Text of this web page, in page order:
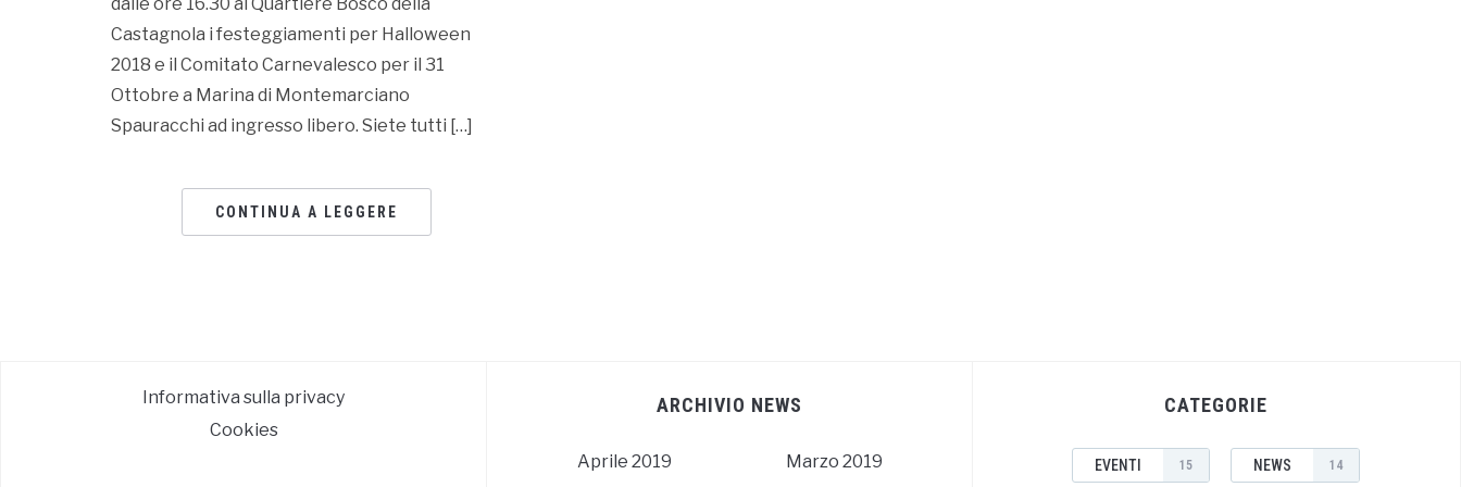
Castagnola i festeggiamenti per Halloween
2018 e il Comitato Carnevalesco per il 31
Ottobre a Marina di Montemarciano
Spauracchi ad ingresso libero. Siete tutti […]
CONTINUA A LEGGERE
Informativa sulla privacy
Cookies
ARCHIVIO NEWS
Aprile 2019
Marzo 2019
CATEGORIE
EVENTI 15 NEWS 14